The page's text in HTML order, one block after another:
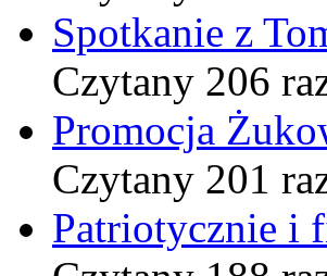
Spotkanie z
Czytany 206
Promocja
Czytany 201
Patriotycznie i